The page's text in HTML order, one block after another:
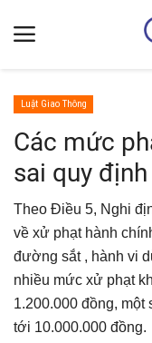
Trang chủ
Liên hệ
Kiến Thức Xe
Quy định chung & bảo
Giới thiệu
Luật Giao Thông
Mẹo vặt sửa xe
Luật Giao Thông
Các mức
sai quy định
Theo Điều 5, Nghi
về xử phạt hành
đường sắt , hành vi
nhiều mức xử phạt
1.200.000 đồng, một
tới 10.000.000 đồng.